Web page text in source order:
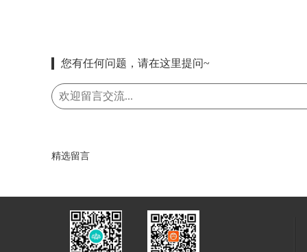
您有任何问题，请在这里提问~
精选留言